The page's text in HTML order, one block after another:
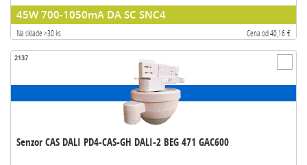
45W 700-1050mA DA SC SNC4
Na sklade >30 ks Cena od 40,16 €
2137
Senzor CAS DALI PD4-CAS-GH DALI-2 BEG 471 GAC600